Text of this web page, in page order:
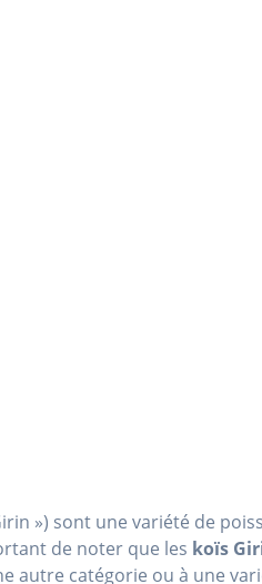
») sont une variété de
de noter que les koïs
autre catégorie ou à une